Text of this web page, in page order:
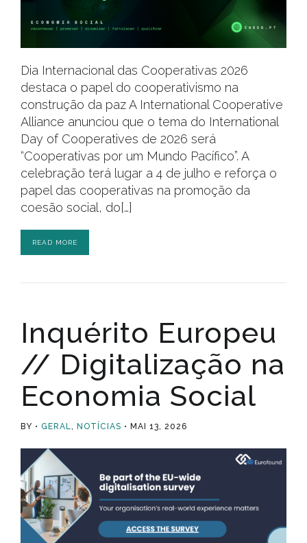
Dia Internacional das Cooperativas 2026
destaca o papel do cooperativismo na
construção da paz A International Cooperative
Alliance anunciou que o tema do International
Day of Cooperatives de 2026 será
“Cooperativas por um Mundo Pacífico”. A
celebração terá lugar a 4 de julho e reforça o
papel das cooperativas na promoção da
coesão social, do[…]
READ MORE
Inquérito Europeu
// Digitalização na
Economia Social
BY GERAL, NOTÍCIAS MAI 13, 2026